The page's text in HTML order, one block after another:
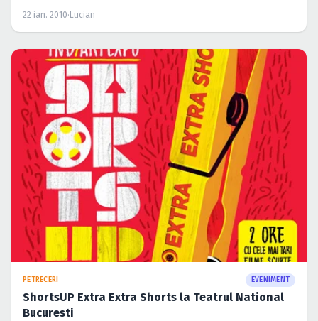
22 ian. 2010·Lucian
PETRECERI EVENIMENT
ShortsUP Extra Extra Shorts la Teatrul National
Bucuresti